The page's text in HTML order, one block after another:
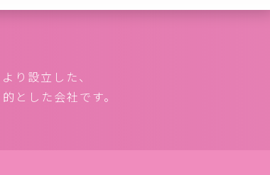
り設立した、
とした会社です。